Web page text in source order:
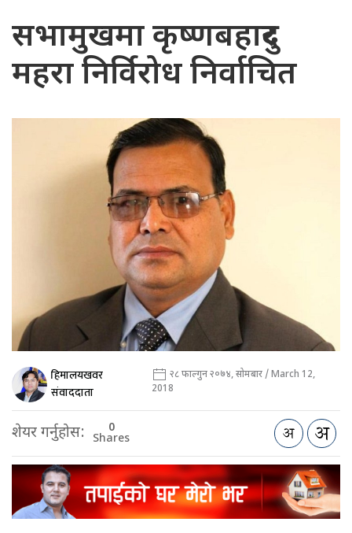
सभामुखमा कृष्णबहादुर
महरा निर्विरोध निर्वाचित
हिमालयखवर
संवाददाता
२८ फाल्गुन २०७४, सोमबार / March 12,
2018
शेयर गर्नुहोस: 0
Shares